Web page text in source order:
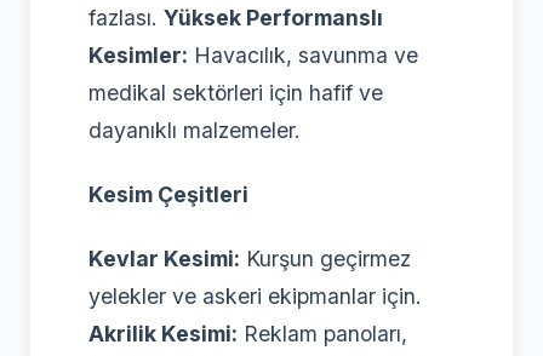
fazlası. Yüksek Performanslı
Kesimler: Havacılık, savunma ve
medikal sektörleri için hafif ve
dayanıklı malzemeler.
Kesim Çeşitleri
Kevlar Kesimi: Kurşun geçirmez
yelekler ve askeri ekipmanlar için.
Akrilik Kesimi: Reklam panoları,